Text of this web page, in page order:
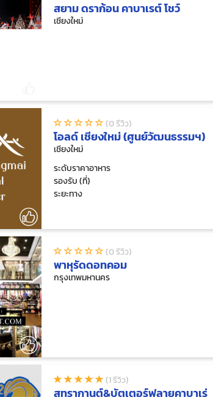
สยาม ดราก้อน คาบาเรต์ โชว์
เชียงใหม่
(0 รีวิว)
โอลด์ เชียงใหม่ (ศูนย์วัฒนธรรมฯ)
เชียงใหม่
ระดับราคาอาหาร
รองรับ (ที่)
ระยะทาง
(0 รีวิว)
พาหุรัดดอทคอม
กรุงเทพมหานคร
(1 รีวิว)
สุทรากานต์&บัตเตอร์ฟลายคาบาเร่